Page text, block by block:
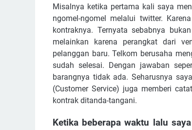
Misalnya ketika pertama kali saya
ngomel-ngomel melalui twitter.
kontraknya. Ternyata sebabnya
melainkan karena perangkat dari
pelanggan baru. Telkom berusaha
sudah selesai. Dengan jawaban
barangnya tidak ada. Seharusnya
(Customer Service) juga memberi
kontrak ditanda-tangani.
Ketika beberapa waktu lalu